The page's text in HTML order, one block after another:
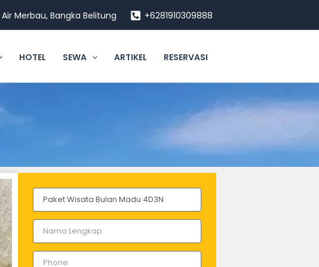
Air Merbau, Bangka Belitung +6281910309888
HOTEL SEWA ARTIKEL RESERVASI
Package
Name
Phone